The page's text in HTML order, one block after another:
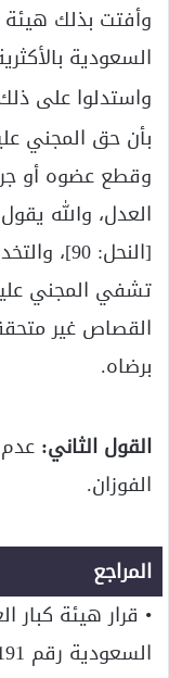
وأفتت بذلك هيئة
السعودية
واستدلوا على
بأن حق المجني
وقطع عضوه أو
العدل، والله
[النحل:
تشفي المجني
القصاص غير
برضاه.
القول الثاني:
الفوزان.
المراجع
• قرار هيئة كبار
السعودية رقم 191 في 27/10/1419هـ